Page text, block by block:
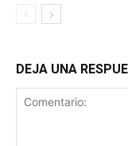
DEJA UNA